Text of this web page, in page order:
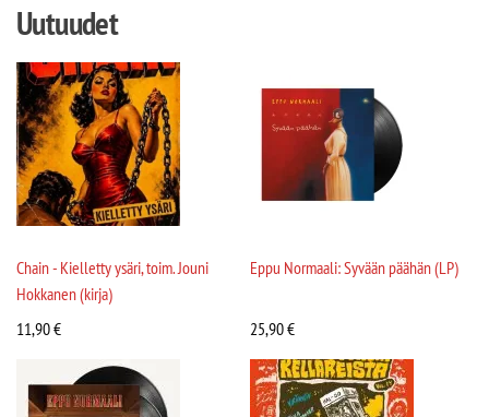
Uutuudet
Chain - Kielletty ysäri, toim. Jouni
Hokkanen (kirja)
11,90€
Eppu Normaali: Syvään päähän (LP)
25,90€